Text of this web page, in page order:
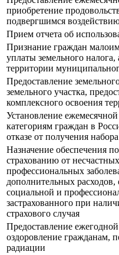
приобретение
подвергшимся
Прием отчета об
Признание граждан
уплаты земельного
территории
Предоставление
земельного участка,
комплексного освоения
Установление
категориям граждан в
отказе от получения
Назначение обеспечения
страхованию от
профессиональных
дополнительных
социальной и
застрахованного при
страхового случая
Предоставление
оздоровление гражданам,
радиации